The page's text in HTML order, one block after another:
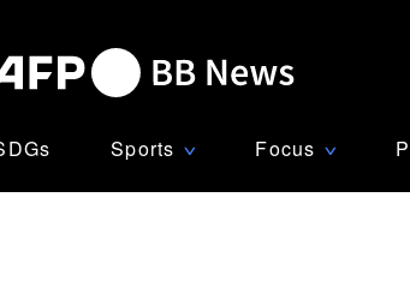
Sports ∨ Focus ∨